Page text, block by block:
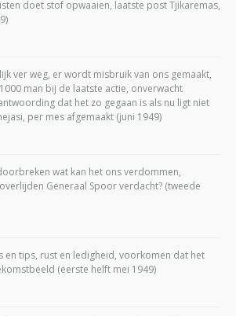
doet stof opwaaien, laatste post Tjikaremas,
ver weg, er wordt misbruik van ons gemaakt,
man bij de laatste actie, onverwacht
dat het zo gegaan is als nu ligt niet
per mes afgemaakt (juni 1949)
wat kan het ons verdommen,
Generaal Spoor verdacht? (tweede
en tips, rust en ledigheid, voorkomen dat het
(eerste helft mei 1949)